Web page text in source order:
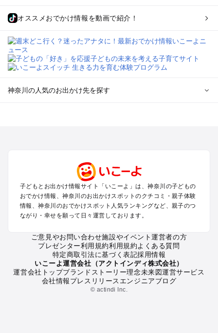
オススメおでかけ情報を動画で紹介！
神奈川の人気のお出かけ先を探す
小田原・熱海・湯河原・真鶴のプールお出かけ
町田・相模原・愛川・上野原のプールお出かけ
新横浜・港北エリア・日吉・青葉台・鶴見のプールお出かけ
川崎のプールお出かけ
海老名・厚木のプールお出かけ
箱根（湯本・強羅・小涌谷・仙石原・芦ノ湖）のプールお出か
秦野・南足柄・丹沢のプールお出かけ
戸塚・港南・旭・瀬谷・泉（横浜）のプールお出かけ
子どもとお出かけ情報サイト「いこーよ」は、神奈川の子どもの
おでかけ情報、神奈川のお出かけスポットのクチコミ・親子体験
情報、神奈川のおでかけスポット人気ランキングなど、親子のつ
ながり・幸せを願って日々運営しております。
ご意見やお問い合わせ施設やイベント運営者の方
プレゼンター利用規約利用規約よくある質問
特定商取引法に基づく表記採用情報
いこーよ運営会社（アクトインディ株式会社）
運営会社トップブランドストーリー理念未来図運営サービス
会社情報プレスリリース エンジニアブログ
© actindi Inc.